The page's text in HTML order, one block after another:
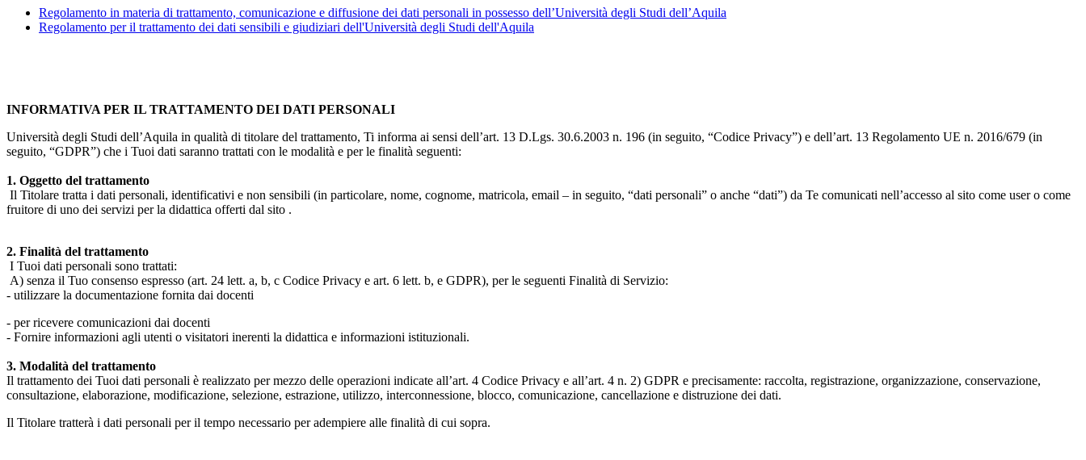
Regolamento in materia di trattamento, comunicazione e diffusione dei dati personali in possesso dell’Università degli Studi dell’Aquila
Regolamento per il trattamento dei dati sensibili e giudiziari dell'Università degli Studi dell'Aquila
INFORMATIVA PER IL TRATTAMENTO DEI DATI PERSONALI
Università degli Studi dell’Aquila in qualità di titolare del trattamento, Ti informa ai sensi dell’art. 13 D.Lgs. 30.6.2003 n. 196 (in seguito, “Codice Privacy”) e dell’art. 13 Regolamento UE n. 2016/679 (in
seguito, “GDPR”) che i Tuoi dati saranno trattati con le modalità e per le finalità seguenti:
1. Oggetto del trattamento
Il Titolare tratta i dati personali, identificativi e non sensibili (in particolare, nome, cognome, matricola, email – in seguito, “dati personali” o anche “dati”) da Te comunicati nell’accesso al sito come user o come
fruitore di uno dei servizi per la didattica offerti dal sito .
2. Finalità del trattamento
I Tuoi dati personali sono trattati:
A) senza il Tuo consenso espresso (art. 24 lett. a, b, c Codice Privacy e art. 6 lett. b, e GDPR), per le seguenti Finalità di Servizio:
- utilizzare la documentazione fornita dai docenti
- per ricevere comunicazioni dai docenti
- Fornire informazioni agli utenti o visitatori inerenti la didattica e informazioni istituzionali.
3. Modalità del trattamento
Il trattamento dei Tuoi dati personali è realizzato per mezzo delle operazioni indicate all’art. 4 Codice Privacy e all’art. 4 n. 2) GDPR e precisamente: raccolta, registrazione, organizzazione, conservazione,
consultazione, elaborazione, modificazione, selezione, estrazione, utilizzo, interconnessione, blocco, comunicazione, cancellazione e distruzione dei dati.
Il Titolare tratterà i dati personali per il tempo necessario per adempiere alle finalità di cui sopra.